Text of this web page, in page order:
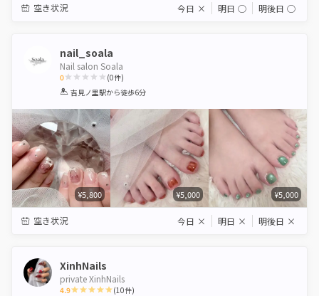
空き状況 今日 × 明日 ◯ 明後日 ◯
nail_soala
Nail salon Soala
0
1 2 3 4 5
(0件)
吉見ノ里駅から徒歩6分
¥5,800 ¥5,000 ¥5,000
空き状況 今日 × 明日 × 明後日 ×
XinhNails
private XinhNails
4.9 (10件)